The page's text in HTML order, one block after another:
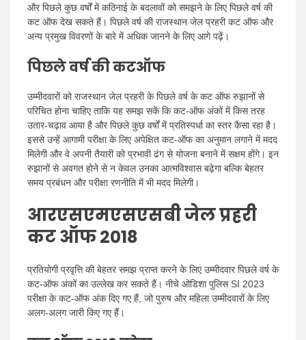
और पिछले कुछ वर्षों में कठिनाई के बदलावों को समझने के लिए पिछले वर्ष की
कट ऑफ देख सकते हैं। पिछले वर्ष की राजस्थान जेल प्रहरी कट ऑफ और
अन्य प्रमुख विवरणों के बारे में अधिक जानने के लिए आगे पढ़ें।
पिछले वर्ष की कटऑफ
उम्मीदवारों को राजस्थान जेल प्रहरी के पिछले वर्ष के कट ऑफ रुझानों से
परिचित होना चाहिए ताकि यह समझ सकें कि कट-ऑफ अंकों में किस तरह
उतार-चढ़ाव आया है और पिछले कुछ वर्षों में प्रतिस्पर्धा का स्तर कैसा रहा है।
इससे उन्हें आगामी परीक्षा के लिए अपेक्षित कट-ऑफ का अनुमान लगाने में मदद
मिलेगी और वे अपनी तैयारी को प्रभावी ढंग से योजना बनाने में सक्षम होंगे। इन
रुझानों से अवगत होने से न केवल उनका आत्मविश्वास बढ़ेगा बल्कि बेहतर
समय प्रबंधन और परीक्षा रणनीति में भी मदद मिलेगी।
आरएसएमएसएसबी जेल प्रहरी
कट ऑफ 2018
प्रतियोगी प्रवृत्ति की बेहतर समझ प्राप्त करने के लिए उम्मीदवार पिछले वर्ष के
कट-ऑफ अंकों का उल्लेख कर सकते हैं। नीचे ओडिशा पुलिस SI 2023
परीक्षा के कट-ऑफ अंक दिए गए हैं, जो पुरुष और महिला उम्मीदवारों के लिए
अलग-अलग जारी किए गए हैं।